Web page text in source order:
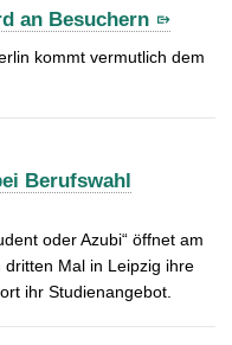
an Besuchern
kommt vermutlich dem
Berufswahl
oder Azubi“ öffnet am
Mal in Leipzig ihre
ihr Studienangebot.